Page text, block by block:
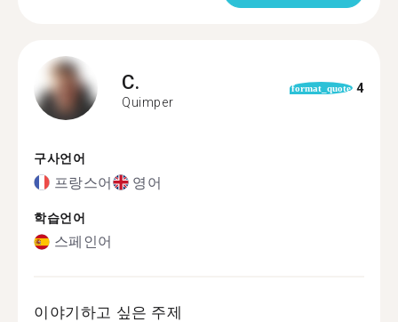
C.
Quimper
format_quote 4
구사언어
프랑스어 영어
학습언어
스페인어
이야기하고 싶은 주제